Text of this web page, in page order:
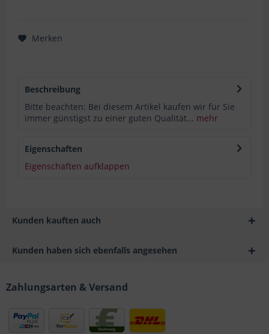
Merken
Beschreibung
Bitte beachten: Bei diesem Artikel kaufen wir für Sie
immer günstigst zu einer guten Qualität... mehr
Eigenschaften
Eigenschaften aufklappen
Kunden kauften auch
Kunden haben sich ebenfalls angesehen
Zahlungsarten & Versand